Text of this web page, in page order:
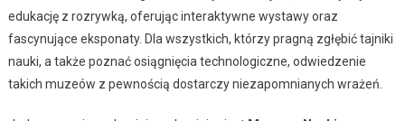
edukację z rozrywką, oferując interaktywne wystawy oraz
fascynujące eksponaty. Dla wszystkich, którzy pragną zgłębić tajniki
nauki, a także poznać osiągnięcia technologiczne, odwiedzenie
takich muzeów z pewnością dostarczy niezapomnianych wrażeń.